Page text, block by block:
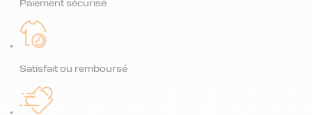
Paiement sécurisé
Satisfait ou remboursé